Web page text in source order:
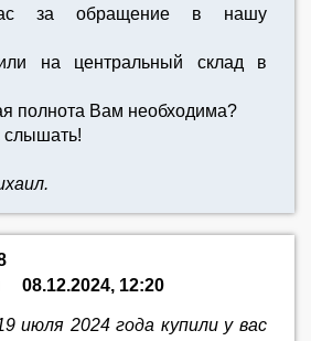
за обращение в нашу
на центральный склад в
полнота Вам необходима?
слышать!
08.12.2024, 12:20
июля 2024 года купили у вас